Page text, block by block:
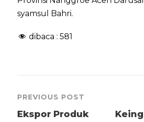
syamsul Bahri.
dibaca : 581
PREVIOUS POST
Ekspor Produk